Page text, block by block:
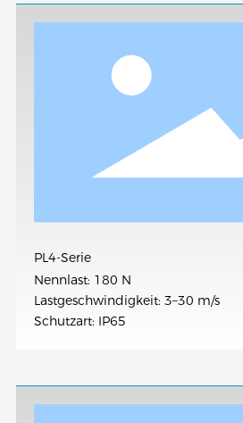
PL4-Serie
Nennlast: 180 N
Lastgeschwindigkeit: 3–30 m/s
Schutzart: IP65